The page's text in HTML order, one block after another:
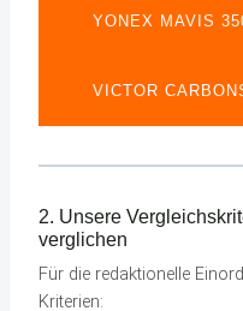
YONEX MAVIS
VICTOR
2. Unsere
verglichen
Für die redaktionelle
Kriterien: